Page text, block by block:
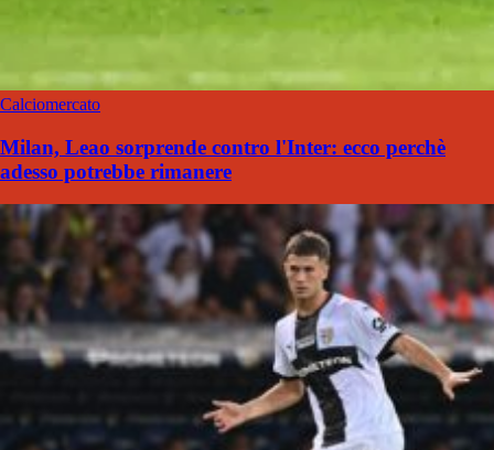
Calciomercato
Milan, Leao sorprende contro l'Inter: ecco perchè
adesso potrebbe rimanere